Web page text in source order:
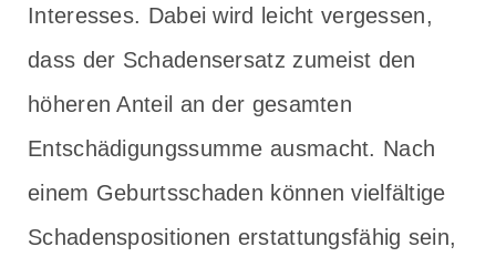
Interesses. Dabei wird leicht vergessen,
dass der Schadensersatz zumeist den
höheren Anteil an der gesamten
Entschädigungssumme ausmacht. Nach
einem Geburtsschaden können vielfältige
Schadenspositionen erstattungsfähig sein,